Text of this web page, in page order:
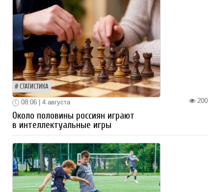
СТАТИСТИКА
200
08:06 | 4 августа
Около половины россиян играют
в интеллектуальные игры